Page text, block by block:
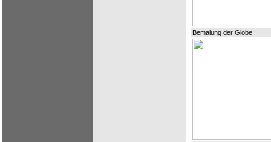
Bemalung der Globe